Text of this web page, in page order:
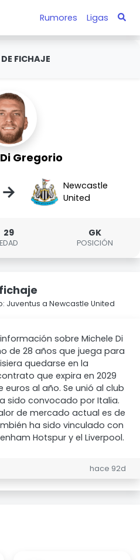
Rumores Ligas
FICHAJE
Gregorio
→
Newcastle
United
29
EDAD
GK
POSICIÓN
Juventus a Newcastle United
sobre Michele Di
de 28 años que juega para
quedarse en la
que expira en 2029
euros al año. Se unió al club
sido convocado por Italia.
de mercado actual es de
ha sido vinculado con
Hotspur y el Liverpool.
hace 92d